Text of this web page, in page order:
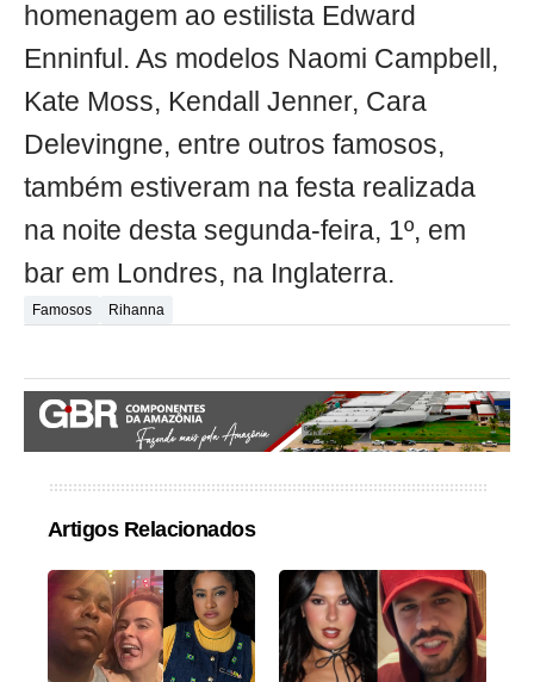
homenagem ao estilista Edward
Enninful. As modelos Naomi Campbell,
Kate Moss, Kendall Jenner, Cara
Delevingne, entre outros famosos,
também estiveram na festa realizada
na noite desta segunda-feira, 1º, em
bar em Londres, na Inglaterra.
Famosos Rihanna
Artigos Relacionados